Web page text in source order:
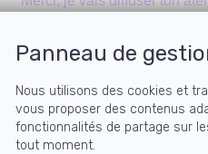
créée par Caroline,
L'ATELIER
Panneau de
Nous utilisons des cookies et
vous proposer des contenus
fonctionnalités de partage sur
tout moment.